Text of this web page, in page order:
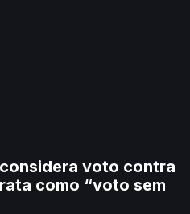
voto contra
como “voto sem